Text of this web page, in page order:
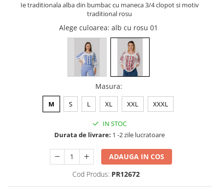
Ie traditionala alba din bumbac cu maneca 3/4 clopot si motiv
traditional rosu
Alege culoarea: alb cu rosu 01
Masura:
M S L XL XXL XXXL
IN STOC
Durata de livrare: 1 -2 zile lucratoare
ADAUGA IN COS
Cod Produs: PR12672